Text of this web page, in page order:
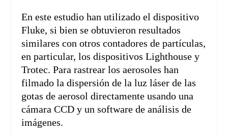
En este estudio han utilizado el dispositivo
Fluke, si bien se obtuvieron resultados
similares con otros contadores de partículas,
en particular, los dispositivos Lighthouse y
Trotec. Para rastrear los aerosoles han
filmado la dispersión de la luz láser de las
gotas de aerosol directamente usando una
cámara CCD y un software de análisis de
imágenes.